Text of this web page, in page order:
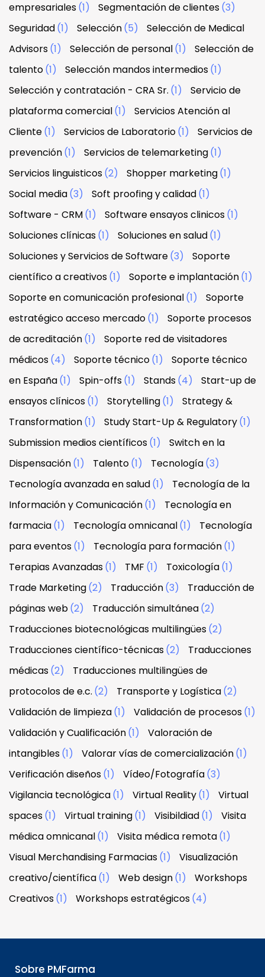
empresariales(1) Segmentación de clientes(3)
Seguridad(1) Selección(5)
Selección de Medical
Advisors(1) Selección de personal(1)
Selección de
talento(1) Selección mandos intermedios(1)
Selección y contratación - CRA Sr. (1)
Servicio de
plataforma comercial(1)
Servicios Atención al
Cliente(1) Servicios de Laboratorio(1)
Servicios de
prevención(1) Servicios de telemarketing(1)
Servicios linguisticos(2) Shopper marketing(1)
Social media(3) Soft proofing y calidad(1)
Software - CRM(1) Software ensayos clinicos(1)
Soluciones clínicas(1) Soluciones en salud(1)
Soluciones y Servicios de Software(3)
Soporte
científico a creativos(1) Soporte e implantación(1)
Soporte en comunicación profesional(1)
Soporte
estratégico acceso mercado(1)
Soporte procesos
de acreditación(1)
Soporte red de visitadores
médicos(4) Soporte técnico(1)
Soporte técnico
en España(1) Spin-offs(1) Stands(4)
Start-up de
ensayos clínicos(1) Storytelling(1)
Strategy &
Transformation(1) Study Start-Up & Regulatory(1)
Submission medios científicos(1)
Switch en la
Dispensación(1) Talento(1) Tecnología(3)
Tecnología avanzada en salud(1)
Tecnología de la
Información y Comunicación(1)
Tecnología en
farmacia(1) Tecnología omnicanal(1)
Tecnología
para eventos(1) Tecnología para formación(1)
Terapias Avanzadas(1) TMF (1) Toxicología(1)
Trade Marketing(2) Traducción(3)
Traducción de
páginas web(2) Traducción simultánea(2)
Traducciones biotecnológicas multilingües(2)
Traducciones científico-técnicas(2)
Traducciones
médicas(2)
Traducciones multilingües de
protocolos de e.c. (2) Transporte y Logística(2)
Validación de limpieza(1) Validación de procesos(1)
Validación y Cualificación(1)
Valoración de
intangibles(1) Valorar vías de comercialización(1)
Verificación diseños(1) Vídeo/Fotografía(3)
Vigilancia tecnológica(1) Virtual Reality(1)
Virtual
spaces(1) Virtual training(1) Visibildiad(1)
Visita
médica omnicanal(1) Visita médica remota(1)
Visual Merchandising Farmacias(1)
Visualización
creativo/científica(1) Web design(1)
Workshops
Creativos(1) Workshops estratégicos(4)
Sobre PMFarma